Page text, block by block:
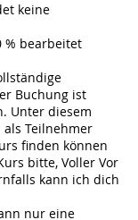
keine
% bearbeitet
Buchung ist
Unter diesem
Teilnehmer
finden können
bitte, Voller Vor
kann ich dich
nur eine